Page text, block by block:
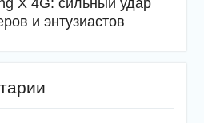
X 4G: сильный удар
и энтузиастов